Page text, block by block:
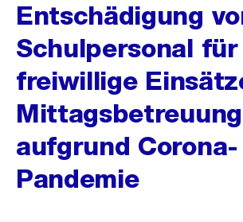
Entschädigung
Schulpersonal für
freiwillige
Mittagsbetreuung
aufgrund Corona-
Pandemie